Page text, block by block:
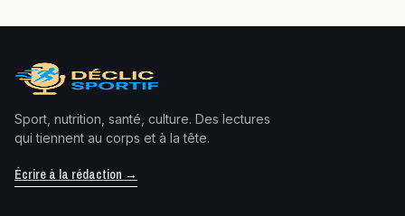
Sport, nutrition, santé, culture. Des lectures
qui tiennent au corps et à la tête.
Écrire à la rédaction →